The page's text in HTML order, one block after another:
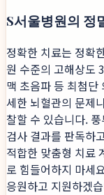
S서울병원의 정
정확한 치료는 정확
원 수준의 고해상도
맥 초음파 등 최첨단
세한 뇌혈관의 문제
찰할 수 있습니다.
검사 결과를 판독하
적합한 맞춤형 치료
로 힘들어하지 마세
응원하고 지원하겠